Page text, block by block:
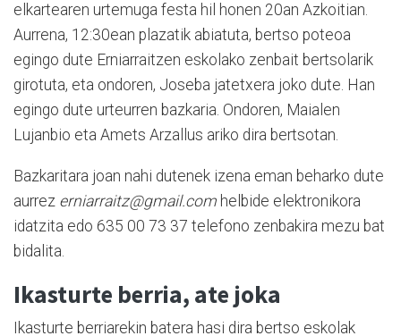
elkartearen urtemuga festa hil honen 20an Azkoitian.
Aurrena, 12:30ean plazatik abiatuta, bertso poteoa
egingo dute Erniarraitzen eskolako zenbait bertsolarik
girotuta, eta ondoren, Joseba jatetxera joko dute. Han
egingo dute urteurren bazkaria. Ondoren, Maialen
Lujanbio eta Amets Arzallus ariko dira bertsotan.
Bazkaritara joan nahi dutenek izena eman beharko dute
aurrez erniarraitz@gmail.com helbide elektronikora
idatzita edo 635 00 73 37 telefono zenbakira mezu bat
bidalita.
Ikasturte berria, ate joka
Ikasturte berriarekin batera hasi dira bertso eskolak